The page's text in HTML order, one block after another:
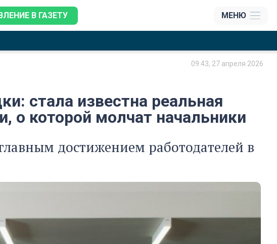
В ГАЗЕТУ МЕНЮ
09:43, 27 апреля 2026
стала известна реальная
о которой молчат начальники
достижением работодателей в